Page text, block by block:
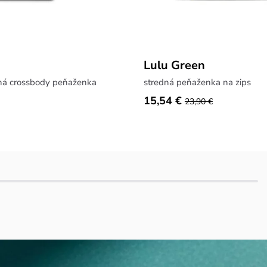
crossbody peňaženka
Lulu Green
stredná peňaženka na zips
15,54 € 23,90 €